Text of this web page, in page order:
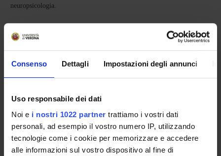
Consenso Dettagli Impostazioni degli annunci
Uso responsabile dei dati
Noi e i nostri 1022 partner trattiamo i vostri dati
personali, ad esempio il vostro numero IP, utilizzando
tecnologie come i cookie per memorizzare e accedere
alle informazioni sul vostro dispositivo al fine di
neuropsicologia.
PROJECT PARTICIPANTS
Associate Professor
COLLABORATORI ESTERNI
Daniele Romano
Università di Milano Bicocca